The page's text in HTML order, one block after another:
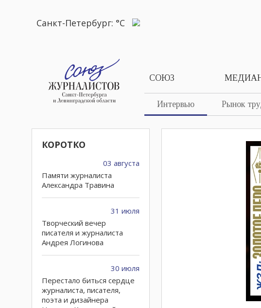
Санкт-Петербург: °C
СОЮЗ
Интервью Рынок
КОРОТКО
03 августа
Памяти журналиста
Александра Травина
31 июля
Творческий вечер
писателя и журналиста
Андрея Логинова
30 июля
Перестало биться сердце
журналиста, писателя,
поэта и дизайнера